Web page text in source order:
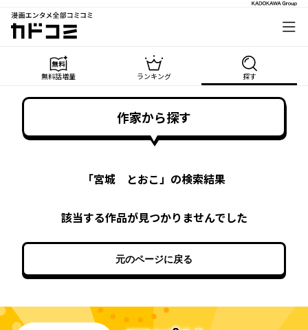
漫画エンタメ全部コミコミ
カドコミ
無料話増量 ランキング 探す
作家から探す
「宮城 とおこ」の検索結果
該当する作品が見つかりませんでした
元のページに戻る